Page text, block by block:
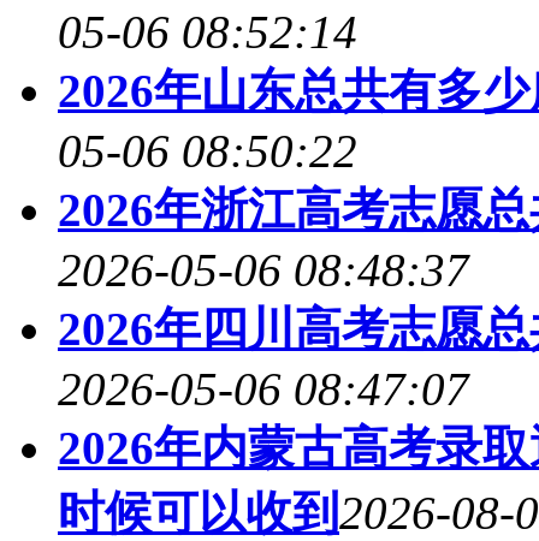
05-06 08:52:14
2026年山东总共有多
05-06 08:50:22
2026年浙江高考志愿
2026-05-06 08:48:37
2026年四川高考志愿
2026-05-06 08:47:07
2026年内蒙古高考录
时候可以收到 2026-08-